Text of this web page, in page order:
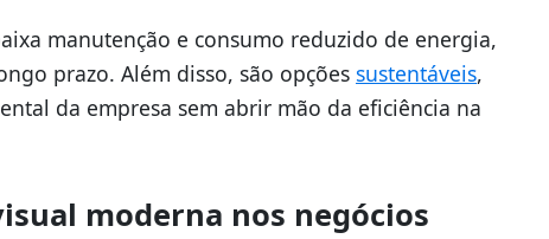
manutenção e consumo reduzido de energia,
prazo. Além disso, são opções sustentáveis,
da empresa sem abrir mão da eficiência na
moderna nos negócios